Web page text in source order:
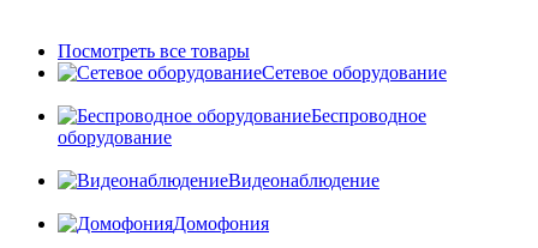
Посмотреть все товары
Сетевое оборудование
Беспроводное
оборудование
Видеонаблюдение
Домофония